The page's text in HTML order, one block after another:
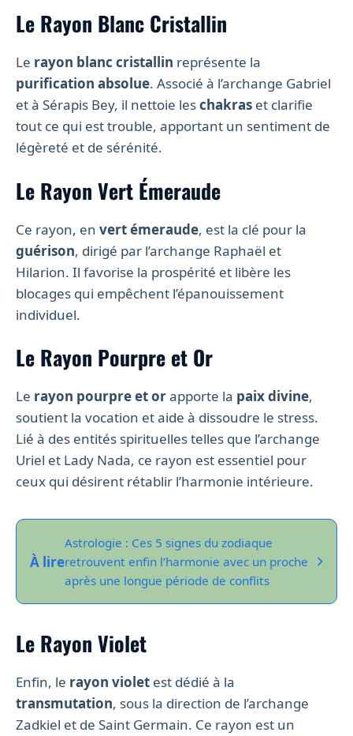
Le Rayon Blanc Cristallin
Le rayon blanc cristallin représente la
purification absolue. Associé à l’archange Gabriel
et à Sérapis Bey, il nettoie leschakras et clarifie
tout ce qui est trouble, apportant un sentiment de
légèreté et de sérénité.
Le Rayon Vert Émeraude
Ce rayon, en vert émeraude, est la clé pour la
guérison, dirigé par l’archange Raphaël et
Hilarion. Il favorise la prospérité et libère les
blocages qui empêchent l’épanouissement
individuel.
Le Rayon Pourpre et Or
Le rayon pourpre et orapporte la paix divine,
soutient la vocation et aide à dissoudre le stress.
Lié à des entités spirituelles telles que l’archange
Uriel et Lady Nada, ce rayon est essentiel pour
ceux qui désirent rétablir l’harmonie intérieure.
À lire
Astrologie : Ces 5 signes du zodiaque
retrouvent enfin l’harmonie avec un proche
après une longue période de conflits
Le Rayon Violet
Enfin, le rayon violet est dédié à la
transmutation, sous la direction de l’archange
Zadkiel et de Saint Germain. Ce rayon est un